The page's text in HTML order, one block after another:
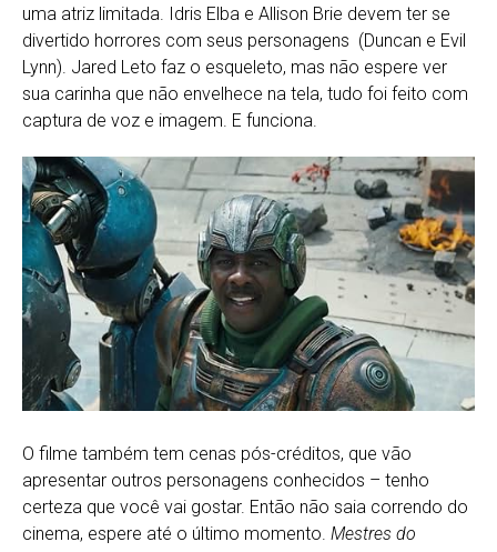
uma atriz limitada. Idris Elba e Allison Brie devem ter se
divertido horrores com seus personagens (Duncan e Evil
Lynn). Jared Leto faz o esqueleto, mas não espere ver
sua carinha que não envelhece na tela, tudo foi feito com
captura de voz e imagem. E funciona.
O filme também tem cenas pós-créditos, que vão
apresentar outros personagens conhecidos – tenho
certeza que você vai gostar. Então não saia correndo do
cinema, espere até o último momento. Mestres do